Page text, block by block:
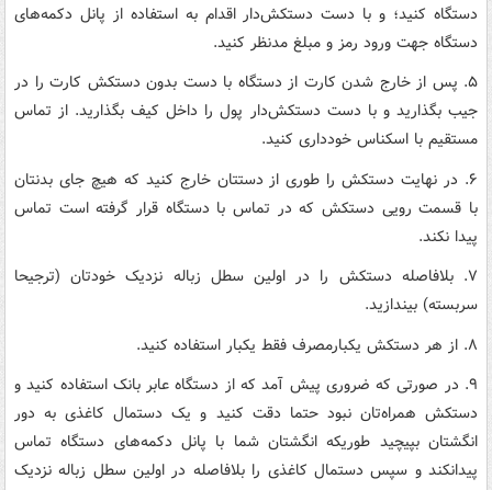
دستگاه کنید؛ و با دست دستکش‌دار اقدام به استفاده از پانل دکمه‌های
دستگاه جهت ورود رمز و مبلغ مدنظر کنید.
۵. پس از خارج شدن کارت از دستگاه با دست بدون دستکش کارت را در
جیب بگذارید و با دست دستکش‌دار پول را داخل کیف بگذارید. از تماس
مستقیم با اسکناس خودداری کنید.
۶. در نهایت دستکش را طوری از دستتان خارج کنید که هیچ جای بدنتان
با قسمت رویی دستکش که در تماس با دستگاه قرار گرفته است تماس
پیدا نکند.
۷. بلافاصله دستکش را در اولین سطل زباله نزدیک خودتان (ترجیحا
سربسته) بیندازید.
۸. از هر دستکش یکبارمصرف فقط یکبار استفاده کنید.
۹. در صورتی که ضروری پیش آمد که از دستگاه عابر بانک استفاده کنید و
دستکش همراه‌تان نبود حتما دقت کنید و یک دستمال کاغذی به دور
انگشتان بپیچید طوریکه انگشتان شما با پانل دکمه‌های دستگاه تماس
پیدانکند و سپس دستمال کاغذی را بلافاصله در اولین سطل زباله نزدیک